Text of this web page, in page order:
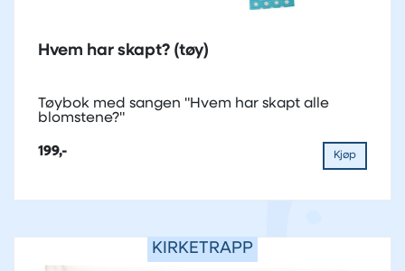
Hvem har skapt? (tøy)
Tøybok med sangen "Hvem har skapt alle
blomstene?"
199,- Kjøp
KIRKETRAPP